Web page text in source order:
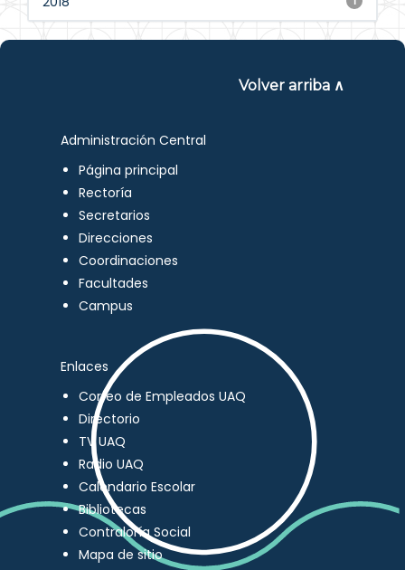
Volver arriba ∧
Administración Central
Página principal
Rectoría
Secretarios
Direcciones
Coordinaciones
Facultades
Campus
Enlaces
Correo de Empleados UAQ
Directorio
TV UAQ
Radio UAQ
Calendario Escolar
Bibliotecas
Contraloría Social
Mapa de sitio